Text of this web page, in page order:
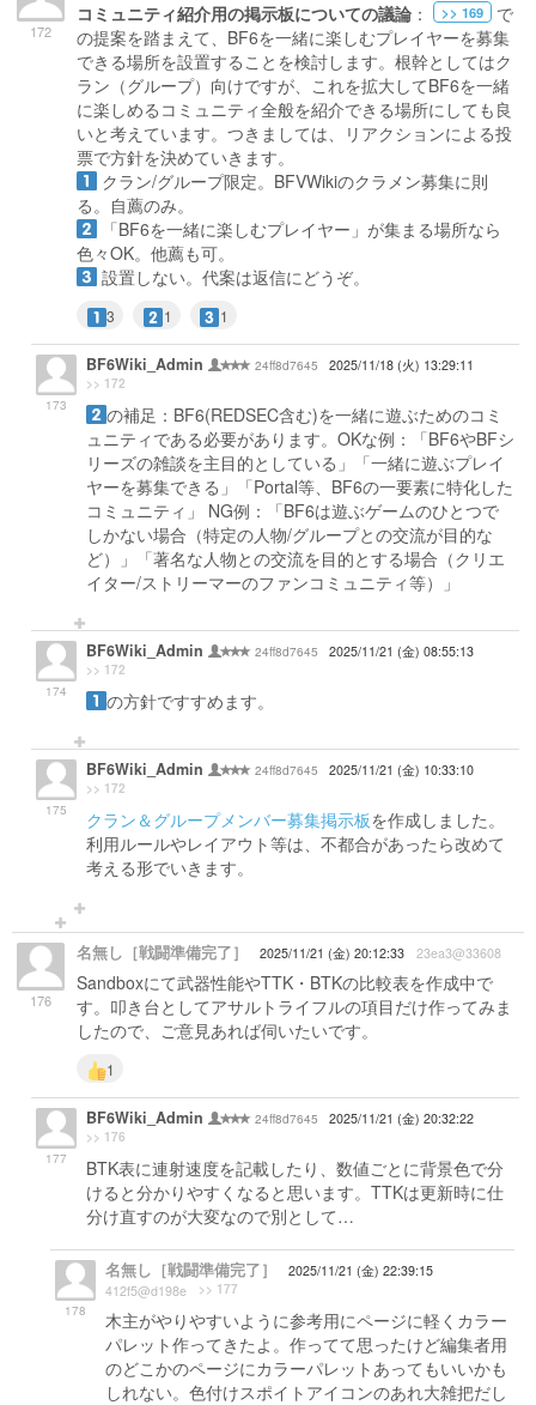
172
コミュニティ紹介用の掲示板についての議論 ： >> 169
で
の提案を踏まえて、BF6を一緒に楽しむプレイヤーを募集
できる場所を設置することを検討します。根幹としてはク
ラン（グループ）向けですが、これを拡大してBF6を一緒
に楽しめるコミュニティ全般を紹介できる場所にしても良
いと考えています。つきましては、リアクションによる投
票で方針を決めていきます。
クラン/グループ限定。BFVWikiのクラメン募集に則
る。自薦のみ。
「BF6を一緒に楽しむプレイヤー」が集まる場所なら
色々OK。他薦も可。
設置しない。代案は返信にどうぞ。
3 1 1
173
BF6Wiki_Admin 24ff8d7645 2025/11/18 (火) 13:29:11
>> 172
の補足：BF6(REDSEC含む)を一緒に遊ぶためのコミ
ュニティである必要があります。OKな例：「BF6やBFシ
リーズの雑談を主目的としている」「一緒に遊ぶプレイ
ヤーを募集できる」「Portal等、BF6の一要素に特化した
コミュニティ」 NG例：「BF6は遊ぶゲームのひとつで
しかない場合（特定の人物/グループとの交流が目的な
ど）」「著名な人物との交流を目的とする場合（クリエ
イター/ストリーマーのファンコミュニティ等）」
174
BF6Wiki_Admin 24ff8d7645 2025/11/21 (金) 08:55:13
>> 172
の方針ですすめます。
175
BF6Wiki_Admin 24ff8d7645 2025/11/21 (金) 10:33:10
>> 172
クラン＆グループメンバー募集掲示板を作成しました。
利用ルールやレイアウト等は、不都合があったら改めて
考える形でいきます。
176
名無し［戦闘準備完了］ 2025/11/21 (金) 20:12:33 23ea3@33608
Sandboxにて武器性能やTTK・BTKの比較表を作成中で
す。叩き台としてアサルトライフルの項目だけ作ってみま
したので、ご意見あれば伺いたいです。
1
177
BF6Wiki_Admin 24ff8d7645 2025/11/21 (金) 20:32:22
>> 176
BTK表に連射速度を記載したり、数値ごとに背景色で分
けると分かりやすくなると思います。TTKは更新時に仕
分け直すのが大変なので別として…
178
名無し［戦闘準備完了］
2025/11/21 (金) 22:39:15
412f5@d198e
>> 177
木主がやりやすいように参考用にページに軽くカラー
パレット作ってきたよ。作ってて思ったけど編集者用
のどこかのページにカラーパレットあってもいいかも
しれない。色付けスポイトアイコンのあれ大雑把だし